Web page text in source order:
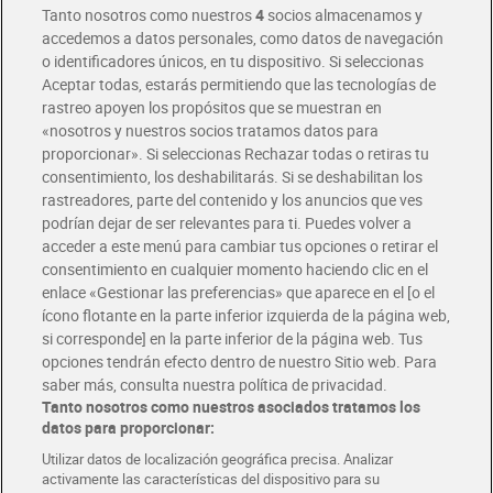
Envío gratis por compras superiores a 100€
Envío estandar por 4,99€
Glovo y Uber Eats
Solicita tu factura de Glovo o Uber Eats
Únete al CLUB Dia
Disfruta las ventajas y ofertas exclusivas.
Descárgate la APP Dia
Folletos y Tiendas
Descubre las mejores ofertas y busca tu tienda más cercana
Tarjeta MaX Dia
Te devuelve hasta 8€/mes de tus compras.
¡Solicita tu tarjeta de crédito aquí!
COMER MEJOR CADA DIA
Tanto nosotros como nuestros4socios almacenamos y
accedemos a datos personales, como datos de navegación
o identificadores únicos, en tu dispositivo. Si seleccionas
Aceptar todas, estarás permitiendo que las tecnologías de
rastreo apoyen los propósitos que se muestran en
«nosotros y nuestros socios tratamos datos para
proporcionar». Si seleccionas Rechazar todas o retiras tu
consentimiento, los deshabilitarás. Si se deshabilitan los
rastreadores, parte del contenido y los anuncios que ves
podrían dejar de ser relevantes para ti. Puedes volver a
acceder a este menú para cambiar tus opciones o retirar el
consentimiento en cualquier momento haciendo clic en el
enlace «Gestionar las preferencias» que aparece en el [o el
ícono flotante en la parte inferior izquierda de la página web,
si corresponde] en la parte inferior de la página web. Tus
opciones tendrán efecto dentro de nuestro Sitio web. Para
saber más, consulta nuestra política de privacidad.
Tanto nosotros como nuestros asociados tratamos los
datos para proporcionar:
Utilizar datos de localización geográfica precisa. Analizar
activamente las características del dispositivo para su